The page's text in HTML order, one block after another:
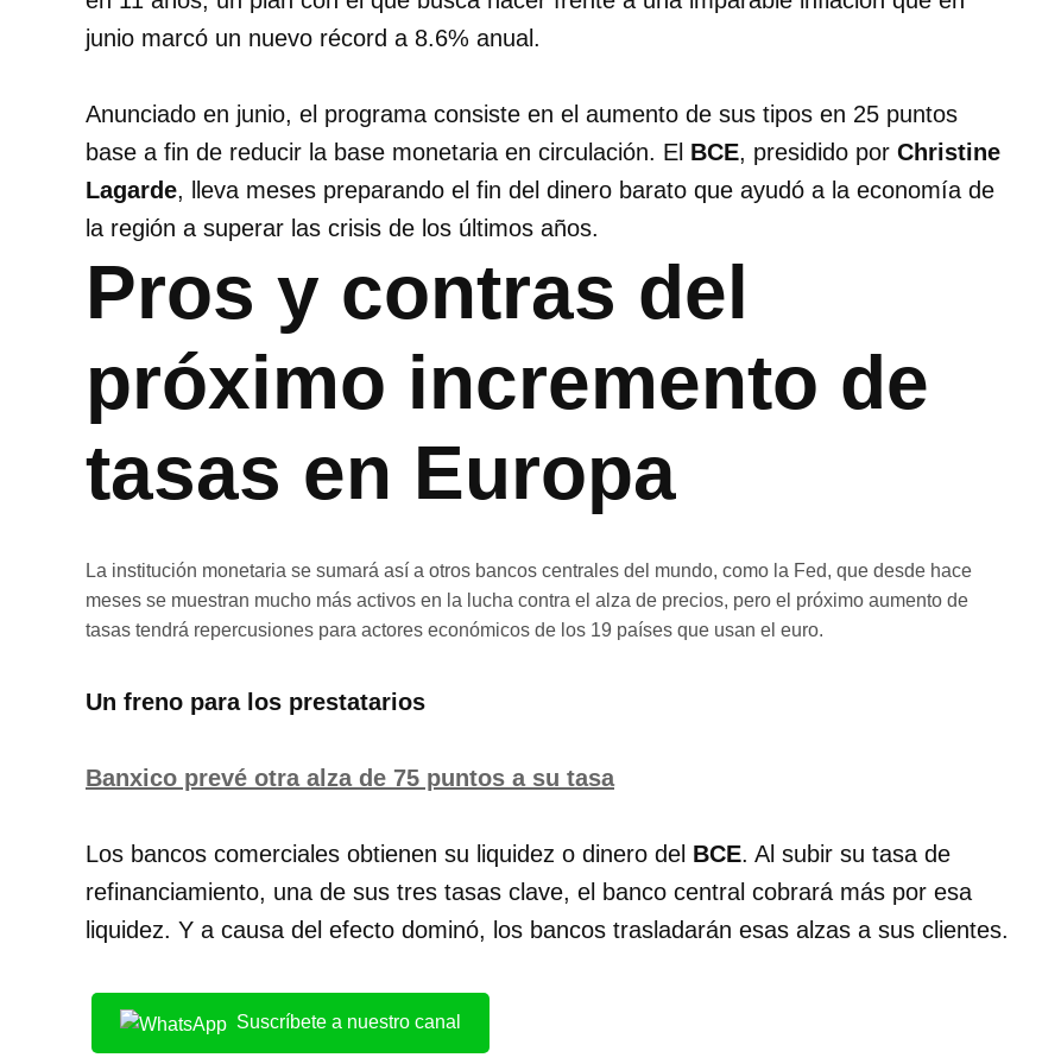
junio marcó un nuevo récord a 8.6% anual.
Anunciado en junio, el programa consiste en el aumento de sus tipos en 25 puntos
base a fin de reducir la base monetaria en circulación. El BCE, presidido por Christine
Lagarde, lleva meses preparando el fin del dinero barato que ayudó a la economía de
la región a superar las crisis de los últimos años.
Pros y contras del
próximo incremento de
tasas en Europa
La institución monetaria se sumará así a otros bancos centrales del mundo, como la Fed, que desde hace
meses se muestran mucho más activos en la lucha contra el alza de precios, pero el próximo aumento de
tasas tendrá repercusiones para actores económicos de los 19 países que usan el euro.
Un freno para los prestatarios
Banxico prevé otra alza de 75 puntos a su tasa
Los bancos comerciales obtienen su liquidez o dinero del BCE. Al subir su tasa de
refinanciamiento, una de sus tres tasas clave, el banco central cobrará más por esa
liquidez. Y a causa del efecto dominó, los bancos trasladarán esas alzas a sus clientes.
Suscríbete a nuestro canal